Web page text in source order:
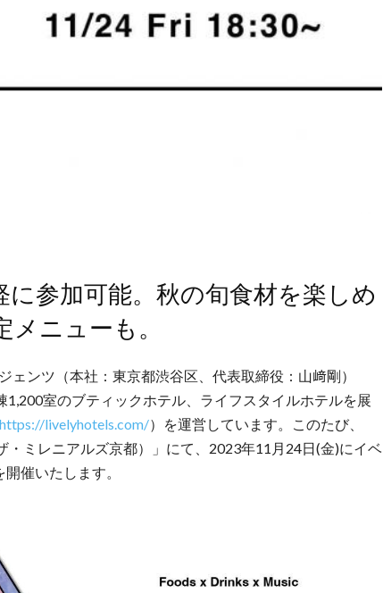
に参加可能。秋の旬食材を楽しめ
ニューも。
ェンツ（本社：東京都渋谷区、代表取締役：山﨑剛）
1,200室のブティックホテル、ライフスタイルホテルを展
https://livelyhotels.com/）を運営しています。このたび、
・ミレニアルズ京都）」にて、2023年11月24日(金)にイベ
催いたします。